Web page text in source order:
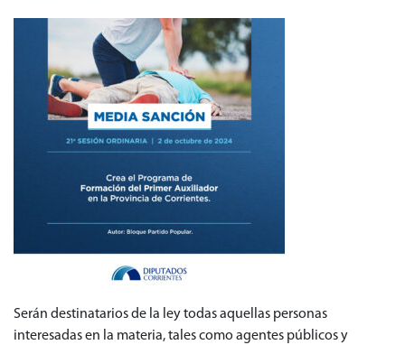
Serán destinatarios de la ley todas aquellas personas
interesadas en la materia, tales como agentes públicos y